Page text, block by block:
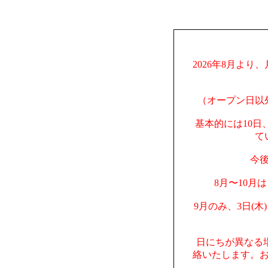
2026年8月より
（オープン日
基本的には10日
て
今
8月〜10月
9月のみ、3日(木
日にちが異なる
絡いたします。